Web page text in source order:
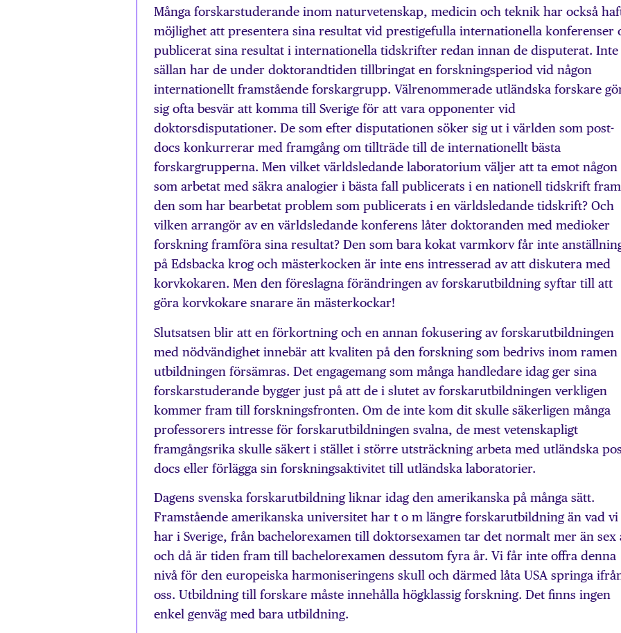
Många forskarstuderande inom naturvetenskap, medicin och teknik har också
möjlighet att presentera sina resultat vid prestigefulla internationella konferenser
publicerat sina resultat i internationella tidskrifter redan innan de disputerat. Inte
sällan har de under doktorandtiden tillbringat en forskningsperiod vid någon
internationellt framstående forskargrupp. Välrenommerade utländska forskare
sig ofta besvär att komma till Sverige för att vara opponenter vid
doktorsdisputationer. De som efter disputationen söker sig ut i världen som post-
docs konkurrerar med framgång om tillträde till de internationellt bästa
forskargrupperna. Men vilket världsledande laboratorium väljer att ta emot någon
som arbetat med säkra analogier i bästa fall publicerats i en nationell tidskrift
den som har bearbetat problem som publicerats i en världsledande tidskrift? Och
vilken arrangör av en världsledande konferens låter doktoranden med medioker
forskning framföra sina resultat? Den som bara kokat varmkorv får inte
på Edsbacka krog och mästerkocken är inte ens intresserad av att diskutera med
korvkokaren. Men den föreslagna förändringen av forskarutbildning syftar till att
göra korvkokare snarare än mästerkockar!
Slutsatsen blir att en förkortning och en annan fokusering av forskarutbildningen
med nödvändighet innebär att kvaliten på den forskning som bedrivs inom
utbildningen försämras. Det engagemang som många handledare idag ger sina
forskarstuderande bygger just på att de i slutet av forskarutbildningen verkligen
kommer fram till forskningsfronten. Om de inte kom dit skulle säkerligen många
professorers intresse för forskarutbildningen svalna, de mest vetenskapligt
framgångsrika skulle säkert i stället i större utsträckning arbeta med utländska
docs eller förlägga sin forskningsaktivitet till utländska laboratorier.
Dagens svenska forskarutbildning liknar idag den amerikanska på många sätt.
Framstående amerikanska universitet har t o m längre forskarutbildning än vad vi
har i Sverige, från bachelorexamen till doktorsexamen tar det normalt mer än sex
och då är tiden fram till bachelorexamen dessutom fyra år. Vi får inte offra denna
nivå för den europeiska harmoniseringens skull och därmed låta USA springa
oss. Utbildning till forskare måste innehålla högklassig forskning. Det finns ingen
enkel genväg med bara utbildning.